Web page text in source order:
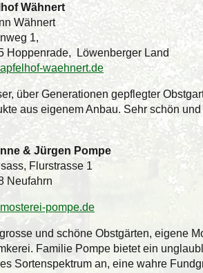
Wähnert
Wähnert
1,
Hoppenrade, Löwenberger Land
waehnert.de
über Generationen gepflegter
aus eigenem Anbau. Sehr schön
& Jürgen Pompe
Flurstrasse 1
Neufahrn
pompe.de
und schöne Obstgärten, eigene
Familie Pompe bietet ein
Sortenspektrum an, eine wahre